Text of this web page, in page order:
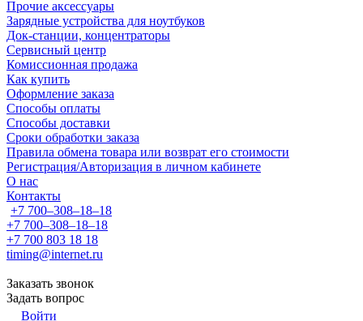
Прочие аксессуары
Зарядные устройства для ноутбуков
Док-станции, концентраторы
Сервисный центр
Комиссионная продажа
Как купить
Оформление заказа
Способы оплаты
Способы доставки
Сроки обработки заказа
Правила обмена товара или возврат его стоимости
Регистрация/Авторизация в личном кабинете
О нас
Контакты
+7 700‒308‒18‒18
+7 700‒308‒18‒18
+7 700 803 18 18
timing@internet.ru
Заказать звонок
Задать вопрос
Войти